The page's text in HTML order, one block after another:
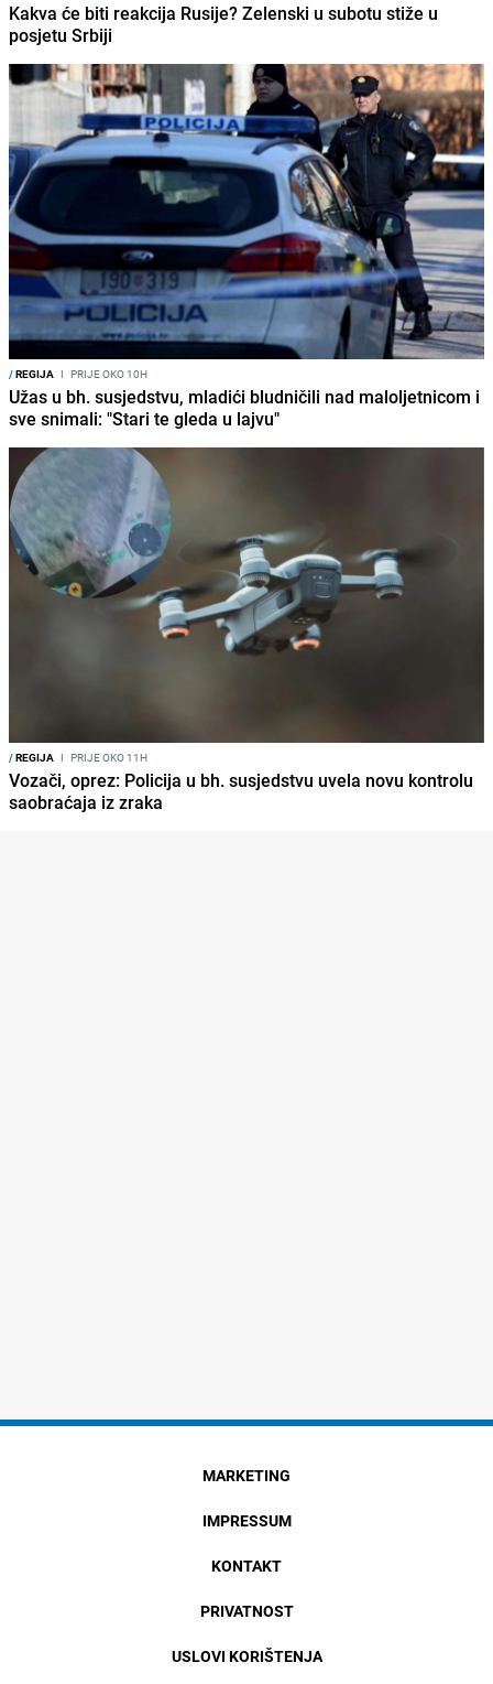
Kakva će biti reakcija Rusije? Zelenski u subotu stiže u
posjetu Srbiji
/REGIJA I PRIJE OKO 10H
Užas u bh. susjedstvu, mladići bludničili nad maloljetnicom i
sve snimali: "Stari te gleda u lajvu"
/REGIJA I PRIJE OKO 11H
Vozači, oprez: Policija u bh. susjedstvu uvela novu kontrolu
saobraćaja iz zraka
MARKETING
IMPRESSUM
KONTAKT
PRIVATNOST
USLOVI KORIŠTENJA